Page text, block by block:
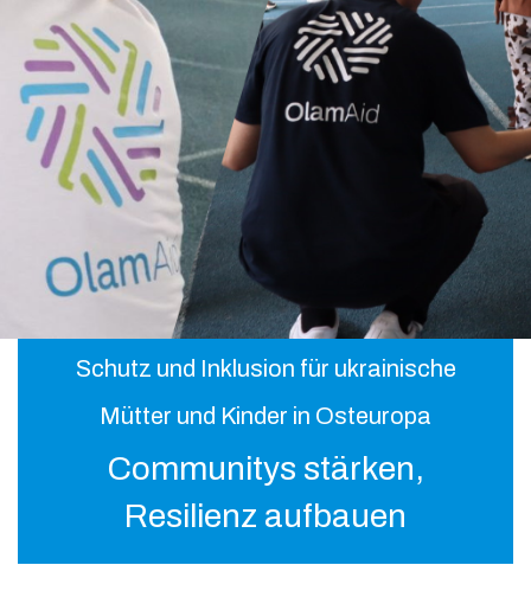
Schutz und Inklusion für ukrainische
Mütter und Kinder in Osteuropa
Communitys stärken,
Resilienz aufbauen